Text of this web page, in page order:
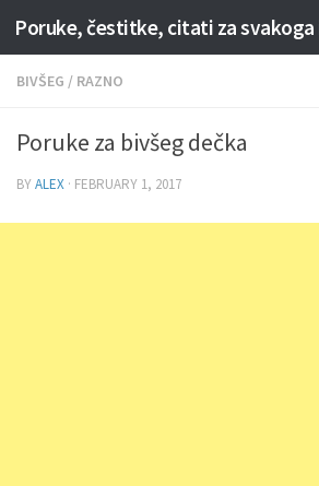
Skip to content
BIVŠEG / RAZNO
Poruke za bivšeg dečka
BYALEX · FEBRUARY 1, 2017